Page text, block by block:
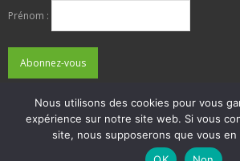
Prénom :
ADHÉSIONS, DONS, CONTACT
Nous utilisons des cookies pour vous
expérience sur notre site web. Si vous
site, nous supposerons que vous